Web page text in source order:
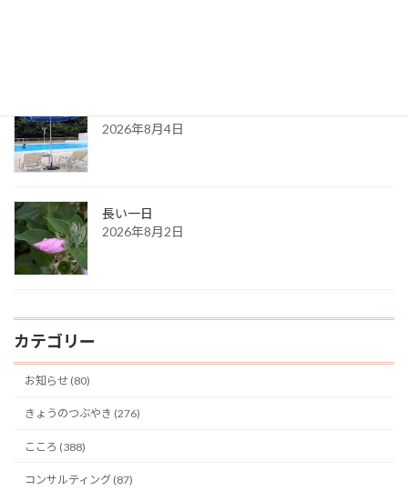
2026年8月4日
長い一日
2026年8月2日
カテゴリー
お知らせ (80)
きょうのつぶやき (276)
こころ (388)
コンサルティング (87)